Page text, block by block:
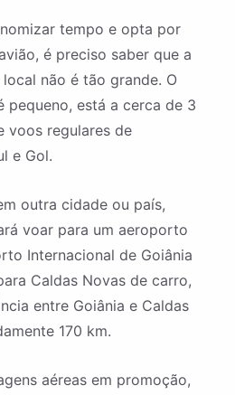
tempo e opta por
é preciso saber que a
não é tão grande. O
pequeno, está a cerca de 3
voos regulares de
e Gol.
outra cidade ou país,
voar para um aeroporto
Internacional de Goiânia
Caldas Novas de carro,
entre Goiânia e Caldas
170 km.
aéreas em promoção,